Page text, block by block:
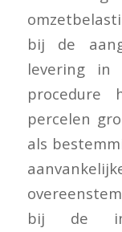
bij de
levering in
procedure
percelen
als
bij de